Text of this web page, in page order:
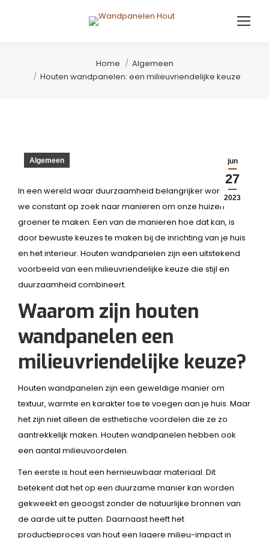
Home
Algemeen
Houten wandpanelen: een milieuvriendelijke keuze
jun
27
2023
Algemeen
In een wereld waar duurzaamheid belangrijker wordt, zijn
we constant op zoek naar manieren om onze huizen
groener te maken. Een van de manieren hoe dat kan, is
door bewuste keuzes te maken bij de inrichting van je huis
en het interieur. Houten wandpanelen zijn een uitstekend
voorbeeld van een milieuvriendelijke keuze die stijl en
duurzaamheid combineert.
Waarom zijn houten
wandpanelen een
milieuvriendelijke keuze?
Houten wandpanelen zijn een geweldige manier om
textuur, warmte en karakter toe te voegen aan je huis. Maar
het zijn niet alleen de esthetische voordelen die ze zo
aantrekkelijk maken. Houten wandpanelen hebben ook
een aantal milieuvoordelen.
Ten eerste is hout een hernieuwbaar materiaal. Dit
betekent dat het op een duurzame manier kan worden
gekweekt en geoogst zonder de natuurlijke bronnen van
de aarde uit te putten. Daarnaast heeft het
productieproces van hout een lagere milieu-impact in